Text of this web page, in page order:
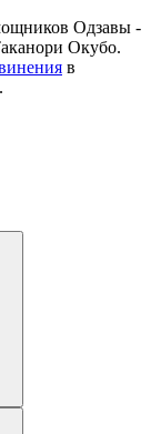
Одзавы -
Окубо.
в